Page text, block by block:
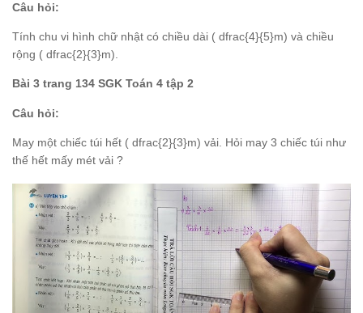
Câu hỏi:
Tính chu vi hình chữ nhật có chiều dài ( dfrac{4}{5}m) và chiều
rộng ( dfrac{2}{3}m).
Bài 3 trang 134 SGK Toán 4 tập 2
Câu hỏi:
May một chiếc túi hết ( dfrac{2}{3}m) vải. Hỏi may 3 chiếc túi như
thế hết mấy mét vải ?